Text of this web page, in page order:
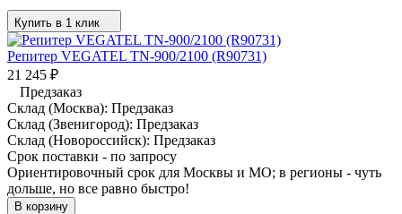
Купить в 1 клик
Репитер VEGATEL TN-900/2100 (R90731)
21 245 ₽
Предзаказ
Склад (Москва): Предзаказ
Склад (Звенигород): Предзаказ
Склад (Новороссийск): Предзаказ
Срок поставки - по запросу
Ориентировочный срок для Москвы и МО; в регионы - чуть
дольше, но все равно быстро!
В корзину